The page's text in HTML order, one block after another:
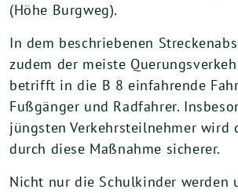
(Höhe Burgweg).
In dem beschriebenen
zudem der meiste
betrifft in die B 8 einfahrende
Fußgänger und Radfahrer.
jüngsten Verkehrsteilnehmer wird
durch diese Maßnahme sicherer.
Nicht nur die Schulkinder werden